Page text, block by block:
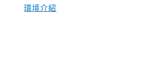
環境介紹